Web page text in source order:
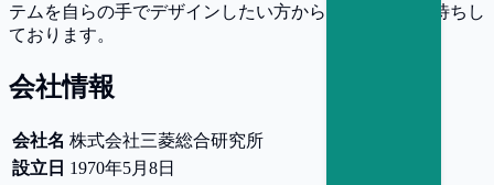
テムを自らの手でデザインしたい方からのご応募をお待ちし
ております。
会社情報
会社名 株式会社三菱総合研究所
設立日 1970年5月8日